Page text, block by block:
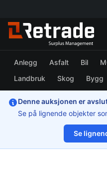
Anlegg Asfalt Bil
Landbruk
Skog Bygg
Denne auksjonen er
Se på lignende objekter
Se